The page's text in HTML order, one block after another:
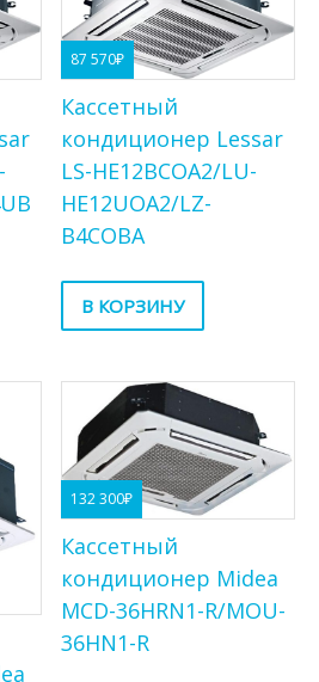
87 570₽
Кассетный
кондиционер Lessar
LS-HE12BCOA2/LU-
HE12UOA2/LZ-
B4COBA
В КОРЗИНУ
132 300₽
Кассетный
кондиционер Midea
MCD-36HRN1-R/MOU-
36HN1-R